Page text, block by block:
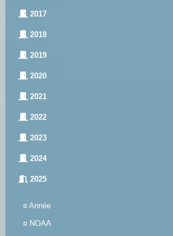
2017
2018
2019
2020
2021
2022
2023
2024
2025
¤ Année
¤ NOAA